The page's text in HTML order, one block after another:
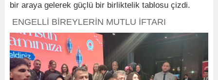
bir araya gelerek güçlü bir birliktelik tablosu çizdi.
ENGELLİ BİREYLERİN MUTLU İFTARI